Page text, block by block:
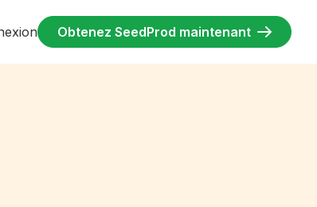
Obtenez SeedProd maintenant